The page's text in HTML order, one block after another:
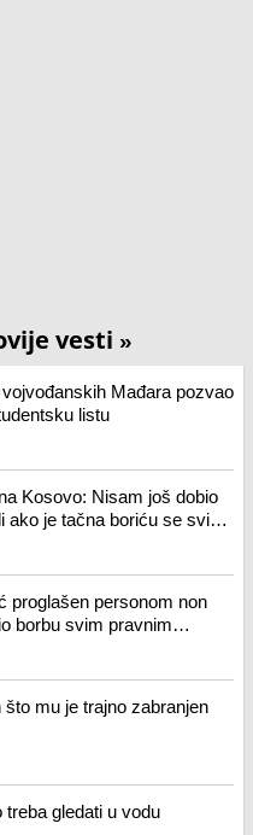
vesti »
Mađara pozvao
listu
Kosovo: Nisam još dobio
ako je tačna boriću se svim
proglašen personom non
borbu svim pravnim
mu je trajno zabranjen
gledati u vodu